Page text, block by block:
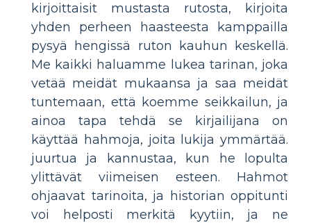
kirjoittaisit mustasta rutosta, kirjoita
yhden perheen haasteesta kamppailla
pysyä hengissä ruton kauhun keskellä.
Me kaikki haluamme lukea tarinan, joka
vetää meidät mukaansa ja saa meidät
tuntemaan, että koemme seikkailun, ja
ainoa tapa tehdä se kirjailijana on
käyttää hahmoja, joita lukija ymmärtää.
juurtua ja kannustaa, kun he lopulta
ylittävät viimeisen esteen. Hahmot
ohjaavat tarinoita, ja historian oppitunti
voi helposti merkitä kyytiin, ja ne